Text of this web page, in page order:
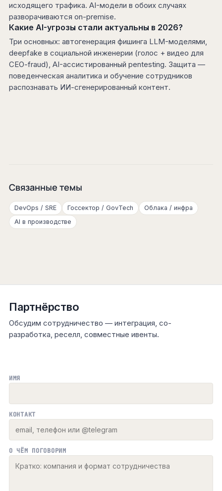
исходящего трафика. AI-модели в обоих случаях
разворачиваются on-premise.
Какие AI-угрозы стали актуальны в 2026?
Три основных: автогенерация фишинга LLM-моделями,
deepfake в социальной инженерии (голос + видео для
CEO-fraud), AI-ассистированный pentesting. Защита —
поведенческая аналитика и обучение сотрудников
распознавать ИИ-сгенерированный контент.
Связанные темы
DevOps / SRE Госсектор / GovTech
Облака / инфра
AI в производстве
Партнёрство
Обсудим сотрудничество — интеграция, со-
разработка, реселл, совместные ивенты.
ИМЯ
КОНТАКТ
О ЧЁМ ПОГОВОРИМ